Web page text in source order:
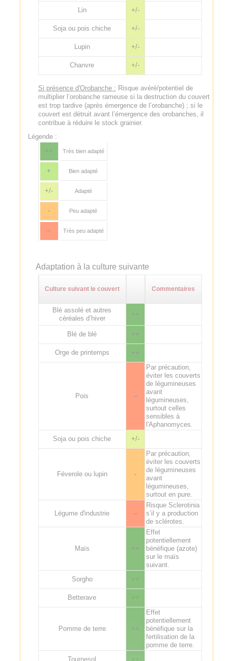
Lin +/-
Soja ou pois chiche +/-
Lupin +/-
Chanvre +/-
Si présence d'Orobanche : Risque avéré/potentiel de
multiplier l’orobanche rameuse si la destruction du couvert
est trop tardive (après émergence de l’orobanche) ; si le
couvert est détruit avant l’émergence des orobanches, il
contribue à réduire le stock grainier.
Légende :
++
Très bien adapté
+ Bien adapté
+/- Adapté
- Peu adapté
-- Très peu adapté
Adaptation à la culture suivante
Culture suivant le couvert Commentaires
Blé assolé et autres
céréales d’hiver
++
Blé de blé ++
Orge de printemps ++
Pois --
Par précaution,
éviter les couverts
de légumineuses
avant
légumineuses,
surtout celles
sensibles à
l'Aphanomyces.
Soja ou pois chiche
+/-
Féverole ou lupin -
Par précaution,
éviter les couverts
de légumineuses
avant
légumineuses,
surtout en pure.
Légume d'industrie --
Risque Sclerotinia
s’il y a production
de sclérotes.
Maïs ++
Effet
potentiellement
bénéfique (azote)
sur le maïs
suivant.
Sorgho
++
Betterave ++
Pomme de terre ++
Effet
potentiellement
bénéfique sur la
fertilisation de la
pomme de terre.
Tournesol
++